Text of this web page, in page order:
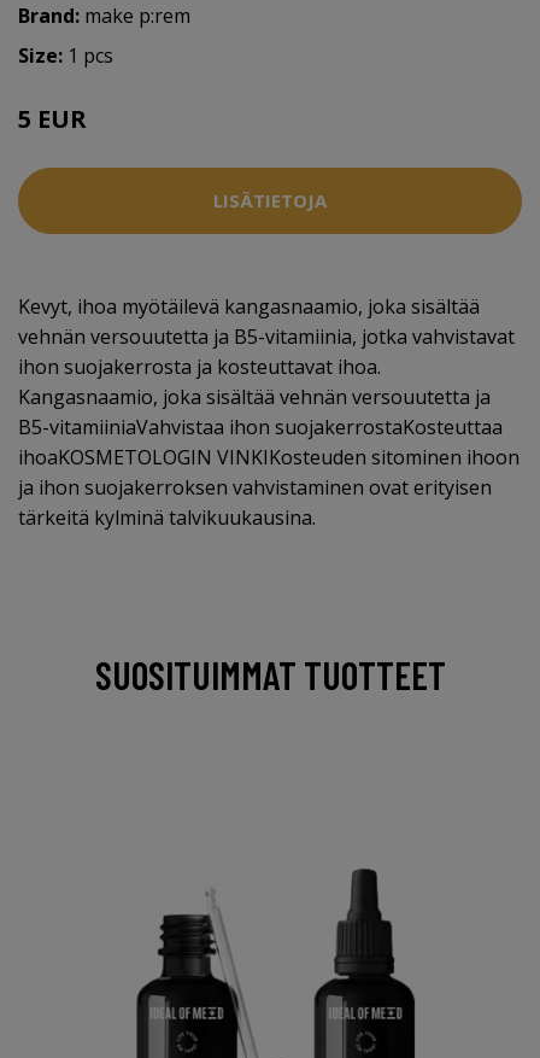
Brand: make p:rem
Size: 1 pcs
5 EUR
LISÄTIETOJA
Kevyt, ihoa myötäilevä kangasnaamio, joka sisältää
vehnän versouutetta ja B5-vitamiinia, jotka vahvistavat
ihon suojakerrosta ja kosteuttavat ihoa.
Kangasnaamio, joka sisältää vehnän versouutetta ja
B5-vitamiiniaVahvistaa ihon suojakerrostaKosteuttaa
ihoaKOSMETOLOGIN VINKIKosteuden sitominen ihoon
ja ihon suojakerroksen vahvistaminen ovat erityisen
tärkeitä kylminä talvikuukausina.
SUOSITUIMMAT TUOTTEET